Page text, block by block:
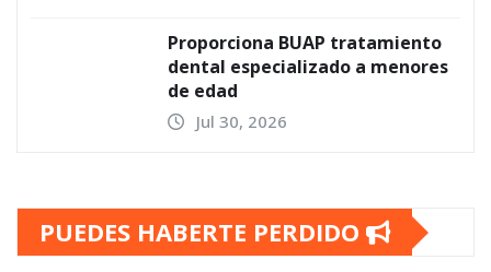
Proporciona BUAP tratamiento
dental especializado a menores
de edad
Jul 30, 2026
PUEDES HABERTE PERDIDO